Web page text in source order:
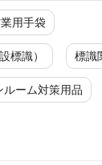
用手袋
標識） 標識
ルーム対策用品